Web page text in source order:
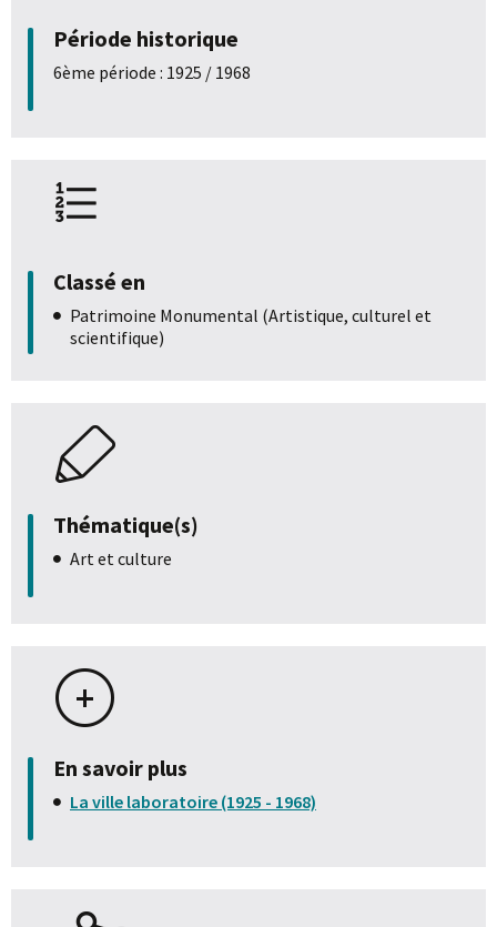
Période historique
6ème période : 1925 / 1968
Classé en
Patrimoine Monumental (Artistique, culturel et
scientifique)
Thématique(s)
Art et culture
En savoir plus
La ville laboratoire (1925 - 1968)